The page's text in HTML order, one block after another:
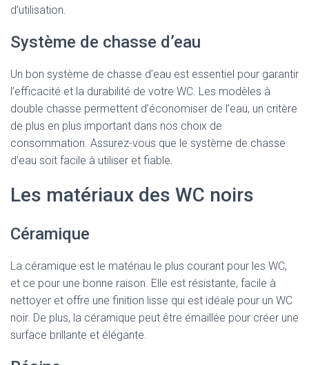
d’utilisation.
Système de chasse d’eau
Un bon système de chasse d’eau est essentiel pour garantir
l’efficacité et la durabilité de votre WC. Les modèles à
double chasse permettent d’économiser de l’eau, un critère
de plus en plus important dans nos choix de
consommation. Assurez-vous que le système de chasse
d’eau soit facile à utiliser et fiable.
Les matériaux des WC noirs
Céramique
La céramique est le matériau le plus courant pour les WC,
et ce pour une bonne raison. Elle est résistante, facile à
nettoyer et offre une finition lisse qui est idéale pour un WC
noir. De plus, la céramique peut être émaillée pour créer une
surface brillante et élégante.